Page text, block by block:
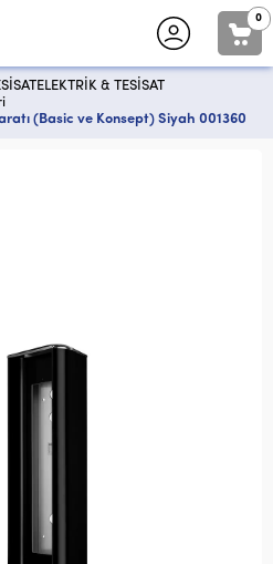
0
& TESİSAT
(Basic ve Konsept) Siyah 001360